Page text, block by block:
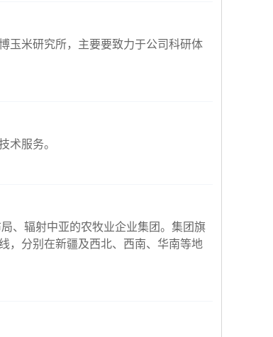
玉米研究所，主要要致力于公司科研体
术服务。
、辐射中亚的农牧业企业集团。集团旗
，分别在新疆及西北、西南、华南等地